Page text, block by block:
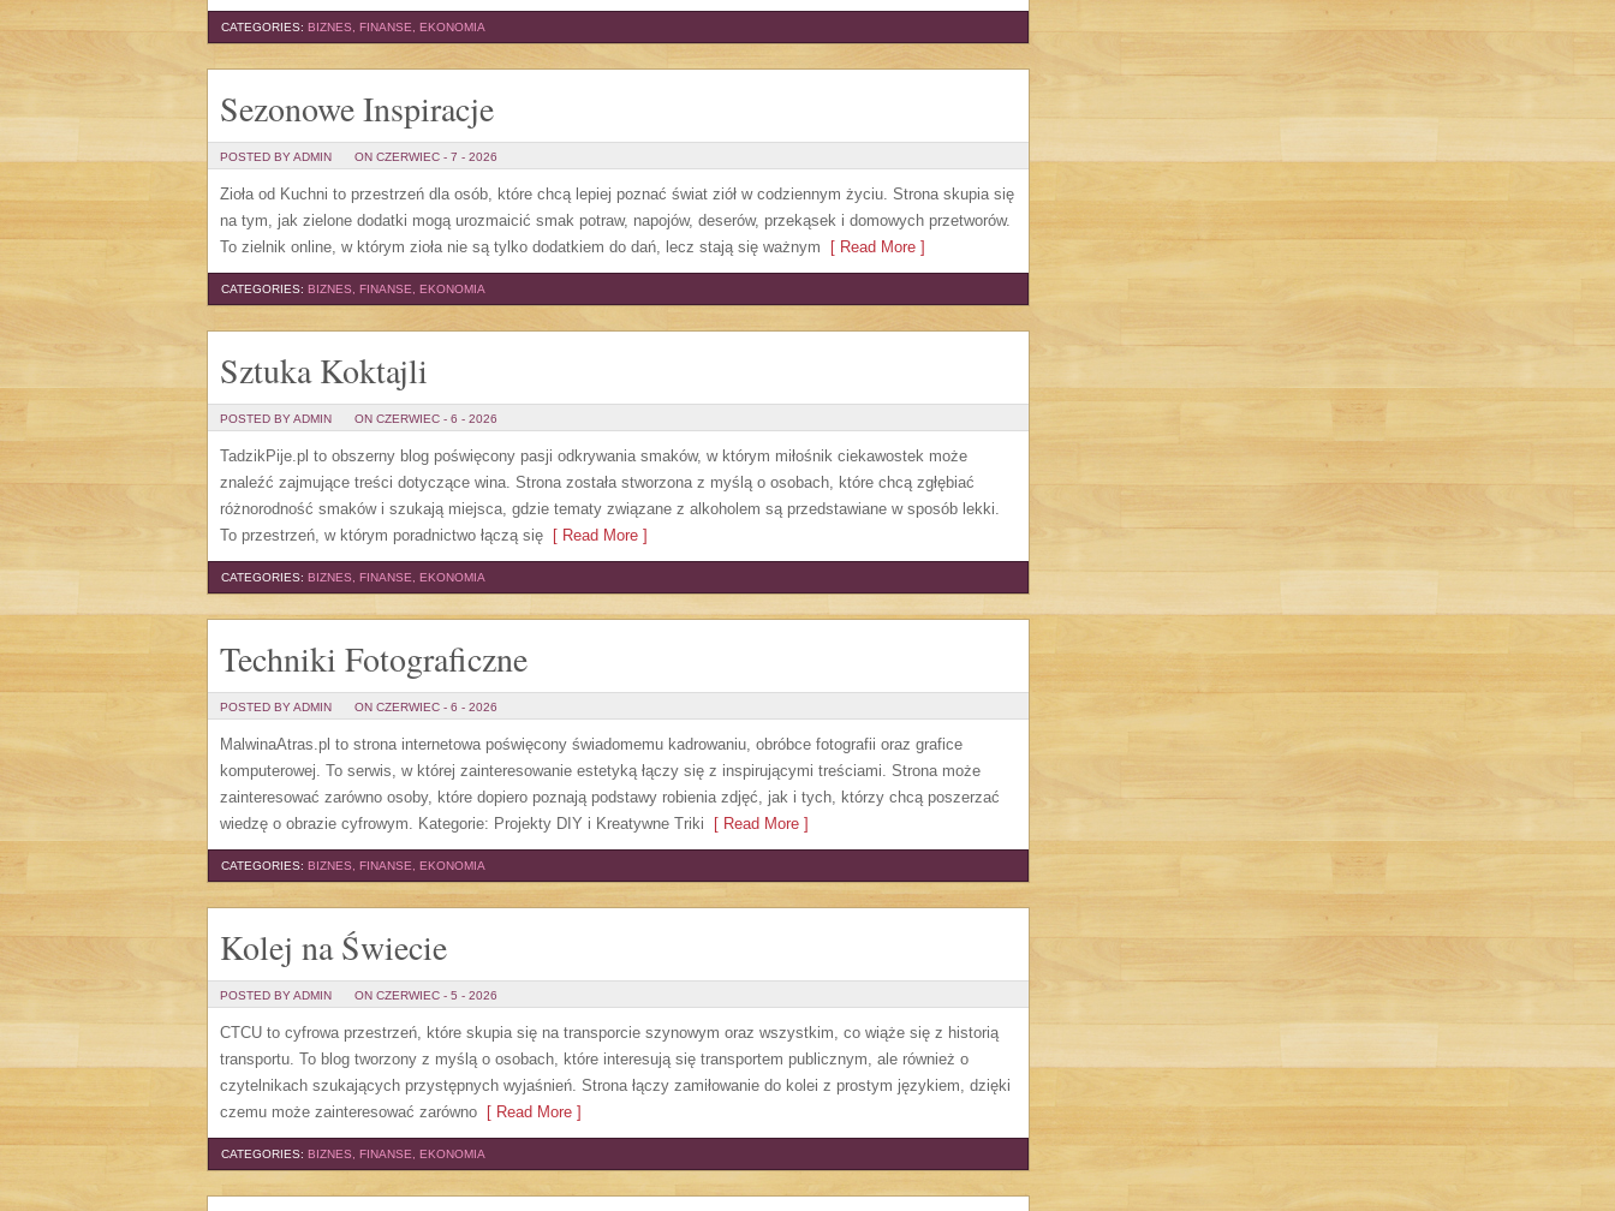
CATEGORIES: BIZNES, FINANSE, EKONOMIA
Sezonowe Inspiracje
POSTED BY ADMIN ON CZERWIEC - 7 - 2026
Zioła od Kuchni to przestrzeń dla osób, które chcą lepiej poznać świat ziół w codziennym życiu. Strona skupia się
na tym, jak zielone dodatki mogą urozmaicić smak potraw, napojów, deserów, przekąsek i domowych przetworów.
To zielnik online, w którym zioła nie są tylko dodatkiem do dań, lecz stają się ważnym [ Read More ]
CATEGORIES: BIZNES, FINANSE, EKONOMIA
Sztuka Koktajli
POSTED BY ADMIN ON CZERWIEC - 6 - 2026
TadzikPije.pl to obszerny blog poświęcony pasji odkrywania smaków, w którym miłośnik ciekawostek może
znaleźć zajmujące treści dotyczące wina. Strona została stworzona z myślą o osobach, które chcą zgłębiać
różnorodność smaków i szukają miejsca, gdzie tematy związane z alkoholem są przedstawiane w sposób lekki.
To przestrzeń, w którym poradnictwo łączą się [ Read More ]
CATEGORIES: BIZNES, FINANSE, EKONOMIA
Techniki Fotograficzne
POSTED BY ADMIN ON CZERWIEC - 6 - 2026
MalwinaAtras.pl to strona internetowa poświęcony świadomemu kadrowaniu, obróbce fotografii oraz grafice
komputerowej. To serwis, w której zainteresowanie estetyką łączy się z inspirującymi treściami. Strona może
zainteresować zarówno osoby, które dopiero poznają podstawy robienia zdjęć, jak i tych, którzy chcą poszerzać
wiedzę o obrazie cyfrowym. Kategorie: Projekty DIY i Kreatywne Triki [ Read More ]
CATEGORIES: BIZNES, FINANSE, EKONOMIA
Kolej na Świecie
POSTED BY ADMIN ON CZERWIEC - 5 - 2026
CTCU to cyfrowa przestrzeń, które skupia się na transporcie szynowym oraz wszystkim, co wiąże się z historią
transportu. To blog tworzony z myślą o osobach, które interesują się transportem publicznym, ale również o
czytelnikach szukających przystępnych wyjaśnień. Strona łączy zamiłowanie do kolei z prostym językiem, dzięki
czemu może zainteresować zarówno [ Read More ]
CATEGORIES: BIZNES, FINANSE, EKONOMIA